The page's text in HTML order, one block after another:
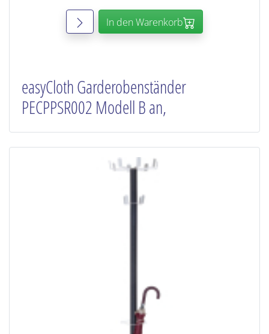
In den Warenkorb
easyCloth Garderobenständer
PECPPSR002 Modell B an,